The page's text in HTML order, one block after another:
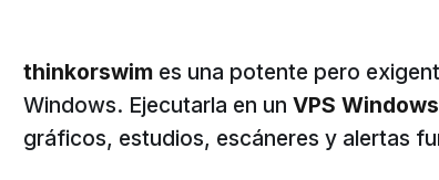
thinkorswim es una potente pero
Windows. Ejecutarla en unVPS Windows
gráficos, estudios, escáneres y alertas